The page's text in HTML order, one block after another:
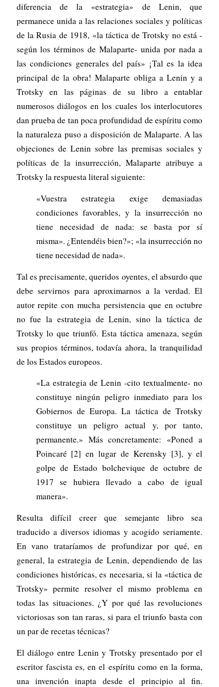
diferencia de la «estrategia» de Lenin, que
permanece unida a las relaciones sociales y políticas
de la Rusia de 1918, «la táctica de Trotsky no está -
según los términos de Malaparte- unida por nada a
las condiciones gene­rales del país» ¡Tal es la idea
principal de la obra! Malaparte obliga a Lenin y a
Trotsky en las páginas de su libro a entablar
numerosos diálogos en los cuales los interlocutores
dan prueba de tan poca profundidad de espíritu como
la naturaleza puso a disposición de Malaparte. A las
objeciones de Lenin sobre las premisas sociales y
políticas de la insurrección, Malaparte atri­buye a
Trotsky la respuesta literal siguiente:
«Vuestra estrategia exige demasiadas
condiciones favorables, y la insurrección no
tiene necesidad de nada: se basta por sí
misma». ¿Entendéis bien?»; «la insurrección no
tiene necesidad de nada».
Tal es precisamente, queridos oyentes, el absurdo que
debe servirnos para aproximarnos a la verdad. El
autor repite con mucha per­sistencia que en octubre
no fue la estrategia de Lenin, sino la táctica de
Trotsky lo que triunfó. Esta táctica amenaza, según
sus propios términos, todavía ahora, la tranquilidad
de los Estados europeos.
«La estrategia de Lenin -cito textual­mente- no
constituye ningún peligro inmediato para los
Gobier­nos de Europa. La táctica de Trotsky
constituye un peligro actual y, por tanto,
permanente.» Más concretamente: «Poned a
Poincaré [2] en lugar de Kerensky [3], y el
golpe de Estado bolche­vique de octubre de
1917 se hubiera llevado a cabo de igual
manera».
Resulta difícil creer que semejante libro sea
traducido a diversos idiomas y acogido seriamente.
En vano trataríamos de profundizar por qué, en
general, la estrategia de Lenin, dependiendo de las
condiciones históricas, es necesaria, si la «táctica de
Trotsky» permite resolver el mismo problema en
todas las situaciones. ¿Y por qué las revoluciones
victoriosas son tan raras, si para el triunfo basta con
un par de recetas técnicas?
El diálogo entre Lenin y Trotsky presentado por el
escritor fascista es, en el espíritu como en la forma,
una invención inapta desde el principio al fin.